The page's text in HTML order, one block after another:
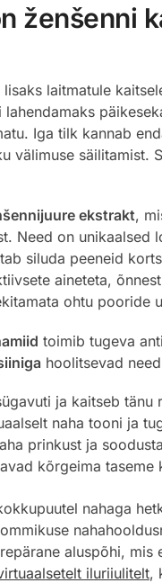
ženšenni
laitmatule
Iga tilk kannab
välimuse
ekstrakt,
Need on unikaalsed
siluda peeneid
aineteta,
ohtu pooride
toimib tugeva
hoolitsevad
ja kaitseb tänu
naha tooni ja
prinkust ja
kõrgeima taseme
nahaga
aluspõhi,
iluriiulitelt,